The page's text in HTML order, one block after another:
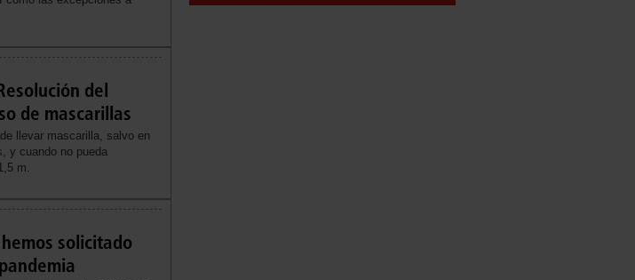
del
de mascarillas
llevar mascarilla, salvo en
y cuando no pueda
m.
hemos solicitado